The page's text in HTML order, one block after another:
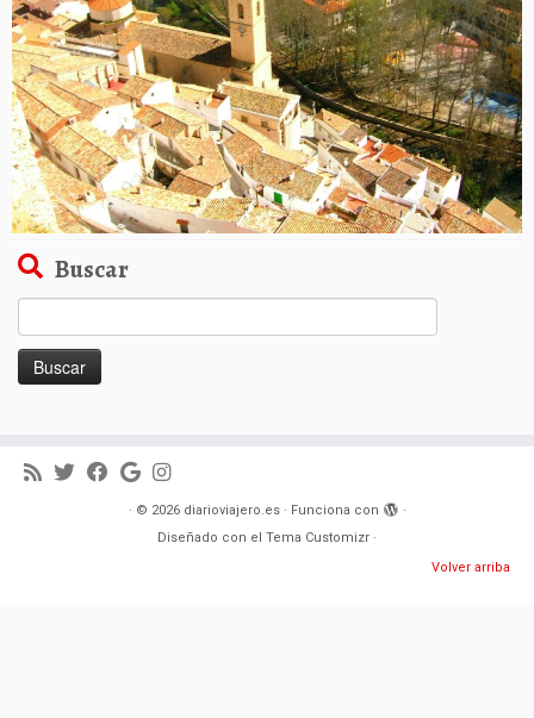
Buscar
· © 2026 diarioviajero.es· Funciona con
·
Diseñado con el Tema Customizr ·
Volver arriba